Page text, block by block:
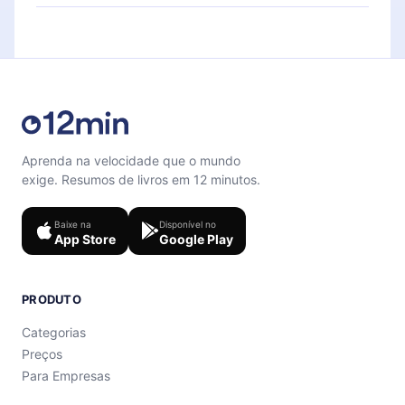
Sinta-se livre para entrar em contato por
Aprenda na velocidade que o mundo
exige. Resumos de livros em 12 minutos.
Baixe na
App Store
Disponível no
Google Play
PRODUTO
Categorias
Preços
Para Empresas